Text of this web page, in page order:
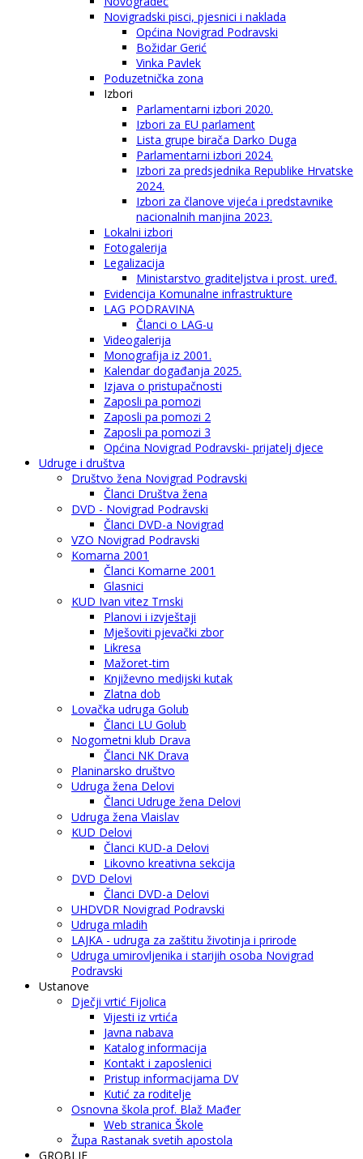
Novigradski pisci, pjesnici i naklada
Općina Novigrad Podravski
Božidar Gerić
Vinka Pavlek
Poduzetnička zona
Izbori
Parlamentarni izbori 2020.
Izbori za EU parlament
Lista grupe birača Darko Duga
Parlamentarni izbori 2024.
Izbori za predsjednika Republike Hrvatske
2024.
Izbori za članove vijeća i predstavnike
nacionalnih manjina 2023.
Lokalni izbori
Fotogalerija
Legalizacija
Ministarstvo graditeljstva i prost. uređ.
Evidencija Komunalne infrastrukture
LAG PODRAVINA
Članci o LAG-u
Videogalerija
Monografija iz 2001.
Kalendar događanja 2025.
Izjava o pristupačnosti
Zaposli pa pomozi
Zaposli pa pomozi 2
Zaposli pa pomozi 3
Općina Novigrad Podravski- prijatelj djece
Udruge i društva
Društvo žena Novigrad Podravski
Članci Društva žena
DVD - Novigrad Podravski
Članci DVD-a Novigrad
VZO Novigrad Podravski
Komarna 2001
Članci Komarne 2001
Glasnici
KUD Ivan vitez Trnski
Planovi i izvještaji
Mješoviti pjevački zbor
Likresa
Mažoret-tim
Književno medijski kutak
Zlatna dob
Lovačka udruga Golub
Članci LU Golub
Nogometni klub Drava
Članci NK Drava
Planinarsko društvo
Udruga žena Delovi
Članci Udruge žena Delovi
Udruga žena Vlaislav
KUD Delovi
Članci KUD-a Delovi
Likovno kreativna sekcija
DVD Delovi
Članci DVD-a Delovi
UHDVDR Novigrad Podravski
Udruga mladih
LAJKA - udruga za zaštitu životinja i prirode
Udruga umirovljenika i starijih osoba Novigrad
Podravski
Ustanove
Dječji vrtić Fijolica
Vijesti iz vrtića
Javna nabava
Katalog informacija
Kontakt i zaposlenici
Pristup informacijama DV
Kutić za roditelje
Osnovna škola prof. Blaž Mađer
Web stranica Škole
Župa Rastanak svetih apostola
GROBLJE